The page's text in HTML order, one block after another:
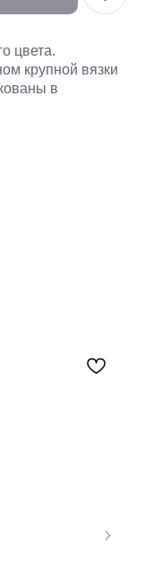
цвета.
крупной вязки
в